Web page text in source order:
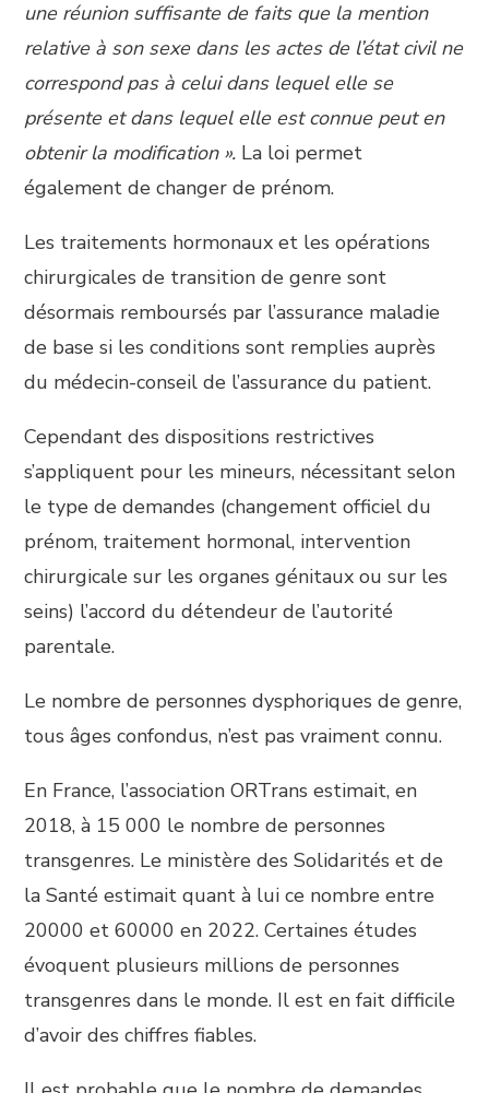
une réunion suffisante de faits que la mention
relative à son sexe dans les actes de l’état civil ne
correspond pas à celui dans lequel elle se
présente et dans lequel elle est connue peut en
obtenir la modification ». La loi permet
également de changer de prénom.
Les traitements hormonaux et les opérations
chirurgicales de transition de genre sont
désormais remboursés par l’assurance maladie
de base si les conditions sont remplies auprès
du médecin-conseil de l’assurance du patient.
Cependant des dispositions restrictives
s’appliquent pour les mineurs, nécessitant selon
le type de demandes (changement officiel du
prénom, traitement hormonal, intervention
chirurgicale sur les organes génitaux ou sur les
seins) l’accord du détendeur de l’autorité
parentale.
Le nombre de personnes dysphoriques de genre,
tous âges confondus, n’est pas vraiment connu.
En France, l’association ORTrans estimait, en
2018, à 15 000 le nombre de personnes
transgenres. Le ministère des Solidarités et de
la Santé estimait quant à lui ce nombre entre
20000 et 60000 en 2022. Certaines études
évoquent plusieurs millions de personnes
transgenres dans le monde. Il est en fait difficile
d’avoir des chiffres fiables.